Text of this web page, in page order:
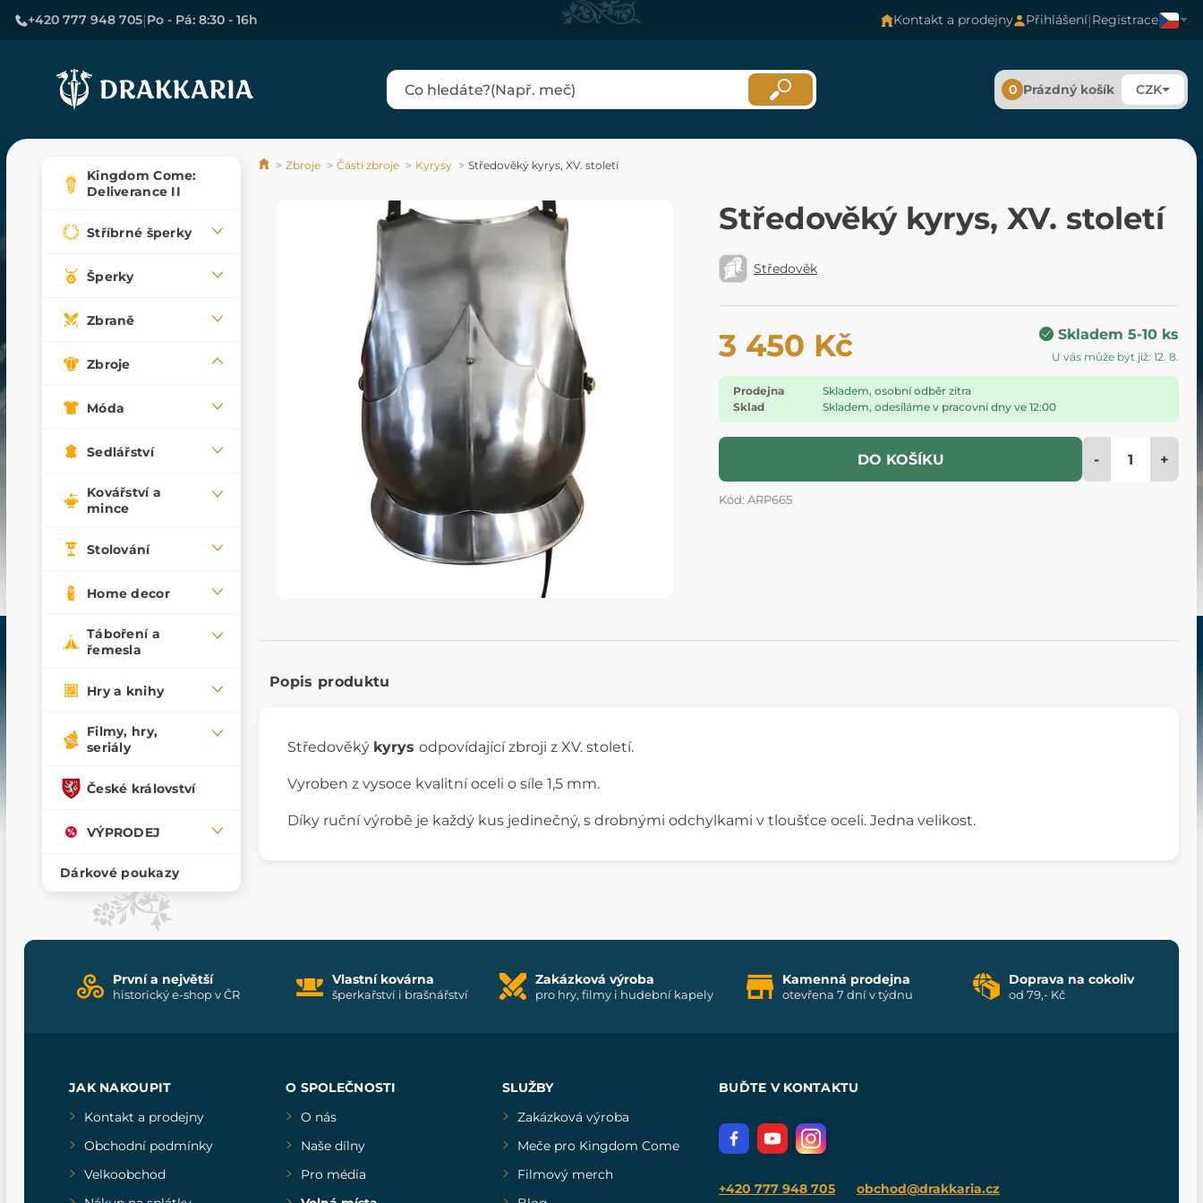
+420 777 948 705|Po - Pá: 8:30 - 16h Kontakt a prodejny Přihlášení|Registrace
0 Prázdný košík CZK
Kingdom Come:
Deliverance II
Stříbrné šperky
Šperky
Zbraně
Zbroje
Móda
Sedlářství
Kovářství a
mince
Stolování
Home decor
Táboření a
řemesla
Hry a knihy
Filmy, hry,
seriály
České království
VÝPRODEJ
Dárkové poukazy
Zbroje Části zbroje Kyrysy Středověký kyrys, XV. století
Středověký kyrys, XV. století
Středověk
3 450 Kč Skladem 5-10 ks
U vás může být již: 12. 8.
Prodejna
Skladem, osobní odběr zítra
Sklad
Skladem, odesíláme v pracovní dny ve 12:00
DO KOŠÍKU - +
Kód: ARP665
Popis produktu
Středověký kyrys odpovídající zbroji z XV. století.
Vyroben z vysoce kvalitní oceli o síle 1,5 mm.
Díky ruční výrobě je každý kus jedinečný, s drobnými odchylkami v tloušťce oceli. Jedna velikost.
První a největší
historický e-shop v ČR
Vlastní kovárna
šperkařství i brašnářství
Zakázková výroba
pro hry, filmy i hudební kapely
Kamenná prodejna
otevřena 7 dní v týdnu
Doprava na cokoliv
od 79,- Kč
JAK NAKOUPIT
Kontakt a prodejny
Obchodní podmínky
Velkoobchod
O SPOLEČNOSTI
O nás
Naše dílny
Pro média
SLUŽBY
Zakázková výroba
Meče pro Kingdom Come
Filmový merch
BUĎTE V KONTAKTU
+420 777 948 705 obchod@drakkaria.cz